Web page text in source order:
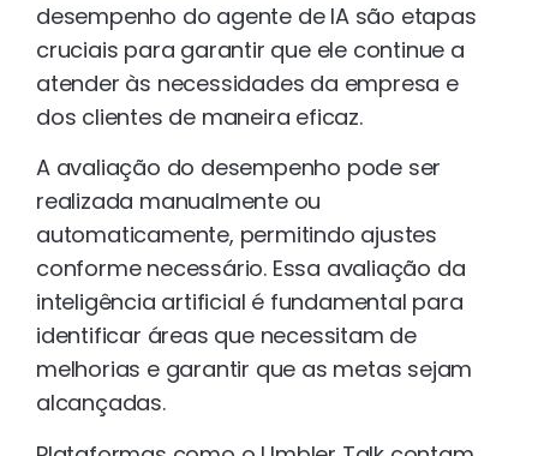
desempenho do agente de IA são etapas
cruciais para garantir que ele continue a
atender às necessidades da empresa e
dos clientes de maneira eficaz.
A avaliação do desempenho pode ser
realizada manualmente ou
automaticamente, permitindo ajustes
conforme necessário. Essa avaliação da
inteligência artificial é fundamental para
identificar áreas que necessitam de
melhorias e garantir que as metas sejam
alcançadas.